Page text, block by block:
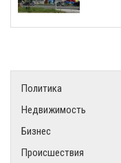
Политика
Недвижимость
Бизнес
Происшествия